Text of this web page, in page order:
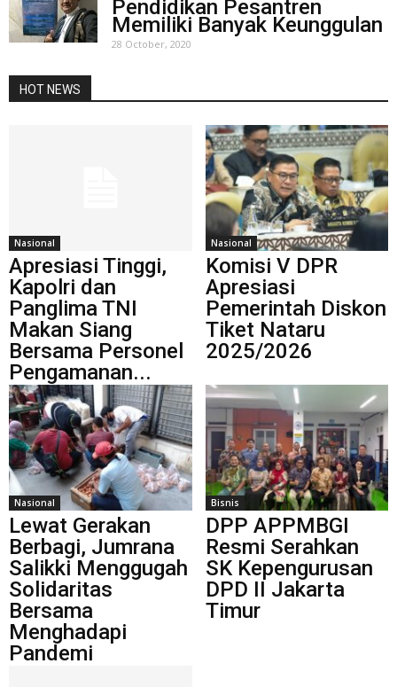
Pendidikan Pesantren
Memiliki Banyak Keunggulan
28 October, 2020
HOT NEWS
Nasional
Apresiasi Tinggi,
Kapolri dan
Panglima TNI
Makan Siang
Bersama Personel
Pengamanan...
Nasional
Komisi V DPR
Apresiasi
Pemerintah Diskon
Tiket Nataru
2025/2026
Nasional
Lewat Gerakan
Berbagi, Jumrana
Salikki Menggugah
Solidaritas
Bersama
Menghadapi
Pandemi
Bisnis
DPP APPMBGI
Resmi Serahkan
SK Kepengurusan
DPD II Jakarta
Timur